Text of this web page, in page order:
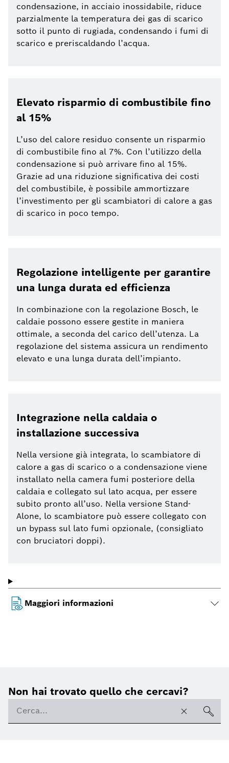
condensazione, in acciaio inossidabile, riduce
parzialmente la temperatura dei gas di scarico
sotto il punto di rugiada, condensando i fumi di
scarico e preriscaldando l’acqua.
Elevato risparmio di combustibile fino
al 15%
L’uso del calore residuo consente un risparmio
di combustibile fino al 7%. Con l’utilizzo della
condensazione si può arrivare fino al 15%.
Grazie ad una riduzione significativa dei costi
del combustibile, è possibile ammortizzare
l’investimento per gli scambiatori di calore a gas
di scarico in poco tempo.
Regolazione intelligente per garantire
una lunga durata ed efficienza
In combinazione con la regolazione Bosch, le
caldaie possono essere gestite in maniera
ottimale, a seconda del carico dell’utenza. La
regolazione del sistema assicura un rendimento
elevato e una lunga durata dell’impianto.
Integrazione nella caldaia o
installazione successiva
Nella versione già integrata, lo scambiatore di
calore a gas di scarico o a condensazione viene
installato nella camera fumi posteriore della
caldaia e collegato sul lato acqua, per essere
subito pronto all’uso. Nella versione Stand-
Alone, lo scambiatore può essere collegato con
un bypass sul lato fumi opzionale, (consigliato
con bruciatori doppi).
Maggiori informazioni
Non hai trovato quello che cercavi?